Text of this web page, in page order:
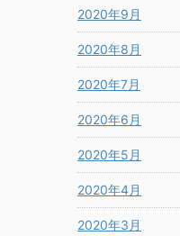
2020年9月
2020年8月
2020年7月
2020年6月
2020年5月
2020年4月
2020年3月